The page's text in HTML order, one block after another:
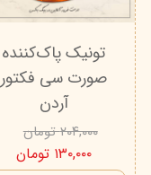
تونیک پاک‌کننده
صورت سی فکتور
آردن
۲۰۴,۰۰۰ تومان
۱۳۰,۰۰۰ تومان